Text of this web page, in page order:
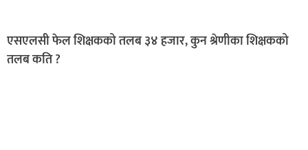
एसएलसी फेल शिक्षकको तलब ३४ हजार, कुन श्रेणीका शिक्षकको
तलब कति ?